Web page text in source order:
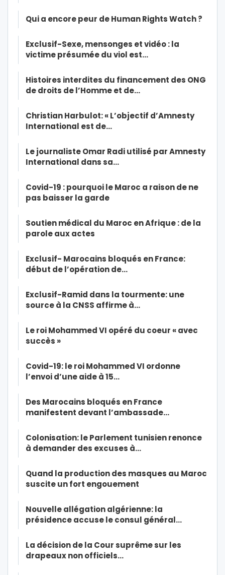
Qui a encore peur de Human Rights Watch ?
Exclusif-Sexe, mensonges et vidéo : la
victime présumée du viol est…
Histoires interdites du financement des ONG
de droits de l’Homme et de…
Christian Harbulot: « L’objectif d’Amnesty
International est de…
Le journaliste Omar Radi utilisé par Amnesty
International dans sa…
Covid-19 : pourquoi le Maroc a raison de ne
pas baisser la garde
Soutien médical du Maroc en Afrique : de la
parole aux actes
Exclusif- Marocains bloqués en France:
début de l’opération de…
Exclusif-Ramid dans la tourmente: une
source à la CNSS affirme à…
Le roi Mohammed VI opéré du coeur « avec
succès »
Covid-19: le roi Mohammed VI ordonne
l’envoi d’une aide à 15…
Des Marocains bloqués en France
manifestent devant l’ambassade…
Colonisation: le Parlement tunisien renonce
à demander des excuses à…
Quand la production des masques au Maroc
suscite un fort engouement
Nouvelle allégation algérienne: la
présidence accuse le consul général…
La décision de la Cour suprême sur les
drapeaux non officiels…